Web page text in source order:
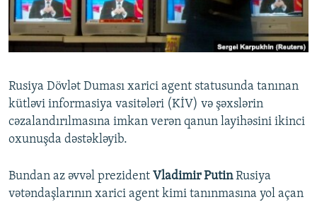
KARIKATURA
İSLAM VƏ DEMOKRATIYA
İZ - MƏDƏNIYYƏT PROQRAMI
PEŞƏ ETIKASI VƏ JURNALISTIKA STANDARTLARIMIZ
MATERIALLARIMIZDAN ISTIFADƏ
BIZIMLƏ ƏLAQƏ
XƏBƏR BÜLLETENLƏRIMIZ
BIZI IZLƏ
Rusiya Dövlət Duması xarici agent statusunda tanınan
kütləvi informasiya vasitələri (KİV) və şəxslərin
cəzalandırılmasına imkan verən qanun layihəsini ikinci
oxunuşda dəstəkləyib.
Bundan az əvvəl prezident Vladimir PutinRusiya
vətəndaşlarının xarici agent kimi tanınmasına yol açan